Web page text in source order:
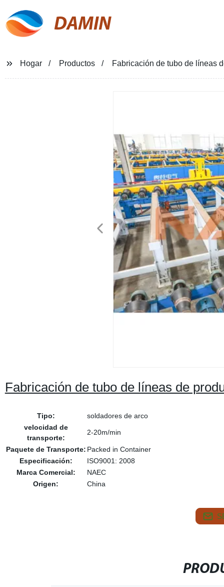
DAMIN
Hogar Productos Fabricación de tubo de líneas
Fabricación de tubo de líneas de
Tipo:
soldadores de arco
velocidad de
transporte:
2-20m/min
Paquete de Transporte: Packed in Container
Especificación:
ISO9001: 2008
Marca Comercial:
NAEC
Origen:
China